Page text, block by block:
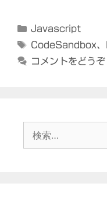
カ
テ
Javascript
タ
グ
CodeSandbox、
コメントをどうぞ